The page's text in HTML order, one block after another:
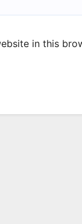
in this